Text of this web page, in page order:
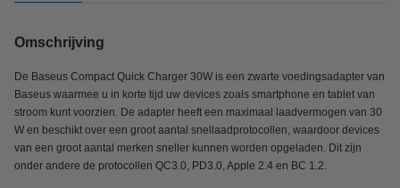
Omschrijving
De Baseus Compact Quick Charger 30W is een zwarte voedingsadapter van
Baseus waarmee u in korte tijd uw devices zoals smartphone en tablet van
stroom kunt voorzien. De adapter heeft een maximaal laadvermogen van 30
W en beschikt over een groot aantal snellaadprotocollen, waardoor devices
van een groot aantal merken sneller kunnen worden opgeladen. Dit zijn
onder andere de protocollen QC3.0, PD3.0, Apple 2.4 en BC 1.2.